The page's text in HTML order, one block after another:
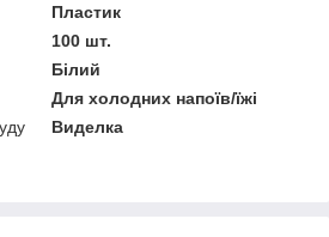
Пластик
100 шт.
Білий
Для холодних напоїв/їжі
Виделка